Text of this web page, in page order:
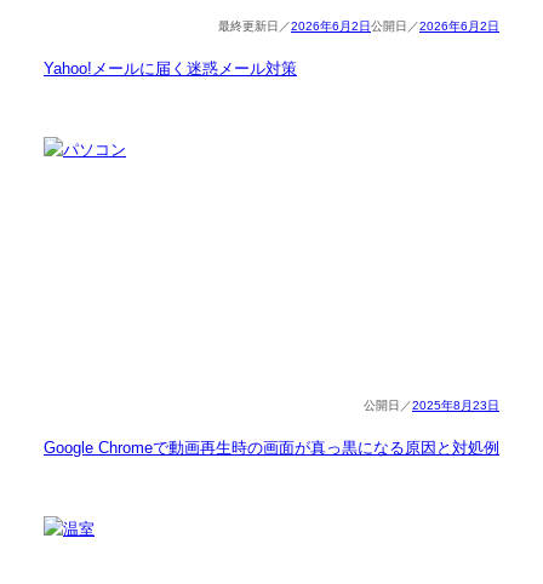
2026年6月2日 2026年6月2日
Yahoo!メールに届く迷惑メール対策
2025年8月23日
Google Chromeで動画再生時の画面が真っ黒になる原因と対処例